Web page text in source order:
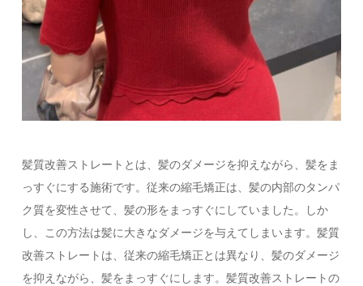
髪質改善ストレートとは、髪のダメージを抑えながら、髪をま
っすぐにする施術です。従来の縮毛矯正は、髪の内部のタンパ
ク質を変性させて、髪の形をまっすぐにしていました。しか
し、この方法は髪に大きなダメージを与えてしまいます。髪質
改善ストレートは、従来の縮毛矯正とは異なり、髪のダメージ
を抑えながら、髪をまっすぐにします。髪質改善ストレートの